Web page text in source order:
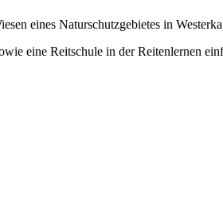
eines Naturschutzgebietes in
eine Reitschule in der Reitenlernen